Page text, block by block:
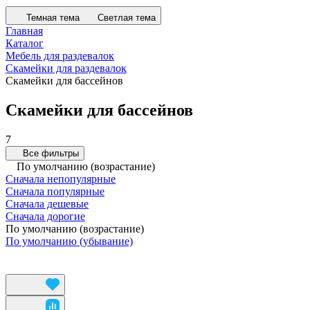
Темная тема Светлая тема
Главная
Каталог
Мебель для раздевалок
Скамейки для раздевалок
Скамейки для бассейнов
Скамейки для бассейнов
7
Все фильтры
По умолчанию (возрастание)
Сначала непопулярные
Сначала популярные
Сначала дешевые
Сначала дорогие
По умолчанию (возрастание)
По умолчанию (убывание)